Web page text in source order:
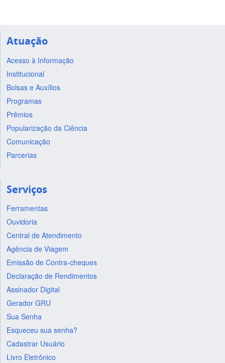
Atuação
Acesso à Informação
Institucional
Bolsas e Auxílios
Programas
Prêmios
Popularização da Ciência
Comunicação
Parcerias
Serviços
Ferramentas
Ouvidoria
Central de Atendimento
Agência de Viagem
Emissão de Contra-cheques
Declaração de Rendimentos
Assinador Digital
Gerador GRU
Sua Senha
Esqueceu sua senha?
Cadastrar Usuário
Livro Eletrônico